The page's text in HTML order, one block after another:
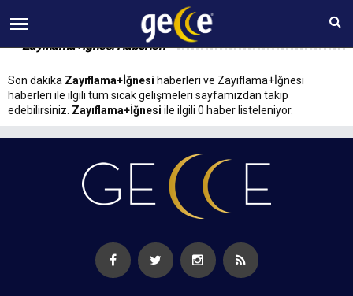
08 AĞUSTOS Cumartesi 00:15
Zayıflama+İğnesi Haberleri
Son dakika Zayıflama+İğnesi haberleri ve Zayıflama+İğnesi
haberleri ile ilgili tüm sıcak gelişmeleri sayfamızdan takip
edebilirsiniz. Zayıflama+İğnesi ile ilgili 0 haber listeleniyor.